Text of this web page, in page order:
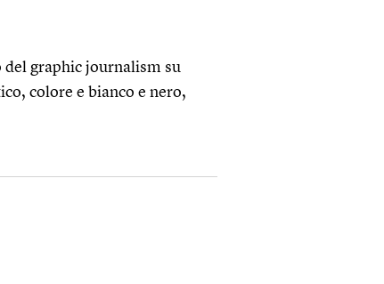
graphic journalism su
colore e bianco e nero,